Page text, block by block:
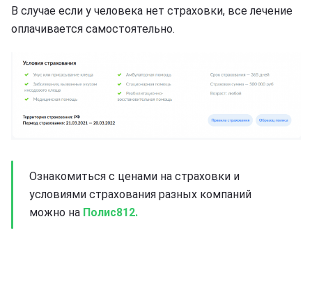
В случае если у человека нет страховки, все лечение
оплачивается самостоятельно.
Ознакомиться с ценами на страховки и
условиями страхования разных компаний
можно на Полис812.